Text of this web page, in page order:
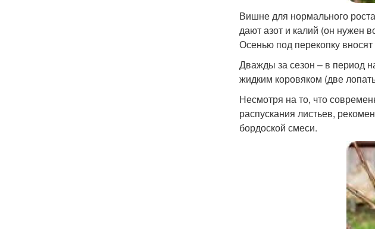
Вишне для нормального
дают азот и калий (он нужен
Осенью под перекопку
Дважды за сезон – в период
жидким коровяком (две
Несмотря на то, что
распускания листьев,
бордоской смеси.